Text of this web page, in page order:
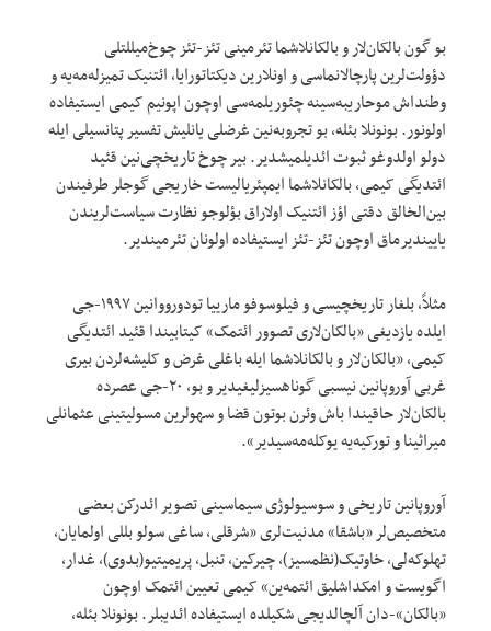
بو گون بالکان‌لار و بالکانلاشما تئرمینی تئز-تئز چوخ‌میللتلی
دؤولت‌لرین پارچالانماسی و اونلارین دیکتاتورایا، ائتنیک تمیزله‌مه‌یه و
وطنداش موحاریبه‌سینه چئوریلمه‌سی اوچون اپونیم کیمی ایستیفاده
اولونور. بونونلا بئله، بو تجروبه‌نین غر‌ضلی یانلیش تفسیر پتانسیلی ایله
دولو اولدوغو ثبوت ائدیلمیشدیر. بیر چوخ تاریخچی‌نین قئید
ائتدیگی کیمی، بالکانلاشما ایمپئریالیست خاریجی گوجلر طرفیندن
بین‌الخالق دقتی اؤز ائتنیک اولاراق بؤلوجو نظارت سیاست‌لریندن
یاییندیرماق اوچون تئز-تئز ایستیفاده اولونان تئرمیندیر.
مثلاً، بلغار تاریخچیسی و فیلوسوفو مارییا تودورووانین ۱۹۹۷-جی
ایلده یازدیغی «بالکان‌لاری تصوور ائتمک» کیتابیندا قئید ائتدیگی
کیمی، «بالکان‌لار و بالکانلاشما ایله باغلی غرض و کلیشه‌‌لردن بیری
غربی آوروپانین نیسبی گوناهسیزلیغیدیر و بو، ۲۰-جی عصرده
بالکان‌لار حاقیندا باش وئرن بوتون قضا و سهولرین مسولیتینی عثمانلی
میراثینا و تورکیه‌یه یوکله‌مه‌سیدیر».
آوروپانین تاریخی و سوسیولوژی سیماسینی تصویر ائدرکن بعضی
متخصیص‌لر «باشقا» مدنیت‌لری «شرقلی، ساغی سولو بللی اولمایان،
تهلوکه‌لی، خاوتیک(نظمسیز)، چیرکین، تنبل، پریمیتیو(بدوی)، غدار،
اگویست و امکداشلیق ائتمه‌ین» کیمی تعیین ائتمک اوچون
«بالکان»-دان آلچالدیجی شکیلده ایستیفاده ائدیبلر. بونونلا بئله،